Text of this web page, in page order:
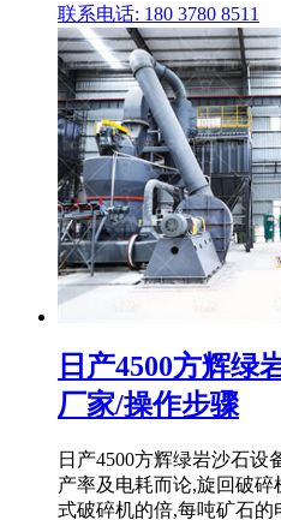
联系电话: 180 3780 8511
日产4500方辉绿
厂家/操作步骤
日产4500方辉绿岩沙石设
产率及电耗而论,旋回破
式破碎机的倍,每吨矿石的